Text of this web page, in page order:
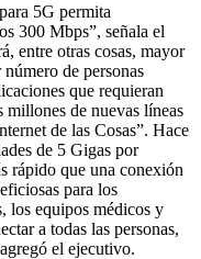
5G permita
300 Mbps”, señala el
entre otras cosas, mayor
de personas
que requieran
millones de nuevas líneas
de las Cosas”. Hace
de 5 Gigas por
rápido que una conexión
para los
los equipos médicos y
a todas las personas,
el ejecutivo.